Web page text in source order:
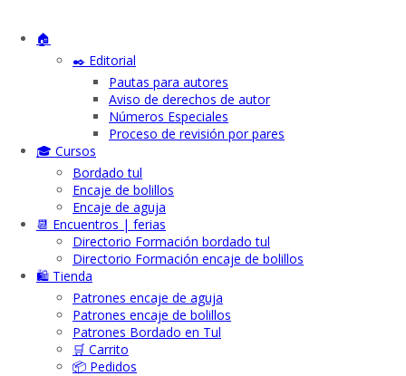
🏠
✒️ Editorial
Pautas para autores
Aviso de derechos de autor
Números Especiales
Proceso de revisión por pares
🎓 Cursos
Bordado tul
Encaje de bolillos
Encaje de aguja
📆 Encuentros | ferias
Directorio Formación bordado tul
Directorio Formación encaje de bolillos
🛍️ Tienda
Patrones encaje de aguja
Patrones encaje de bolillos
Patrones Bordado en Tul
🛒 Carrito
📦 Pedidos